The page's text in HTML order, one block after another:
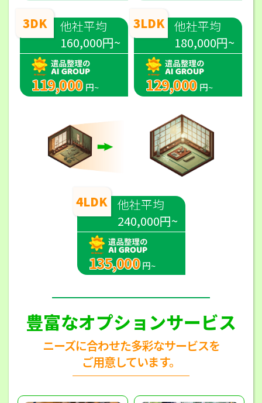
3DK
他社平均
160,000円~
119,000 円~
4LDK 他社平均
240,000円~
135,000 円~
3LDK 他社平均
180,000円~
129,000 円~
豊富なオプションサービス
ニーズに合わせた多彩なサービスを
ご用意しています。